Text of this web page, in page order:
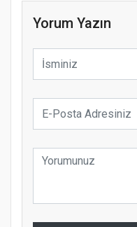
Yorum Yazın